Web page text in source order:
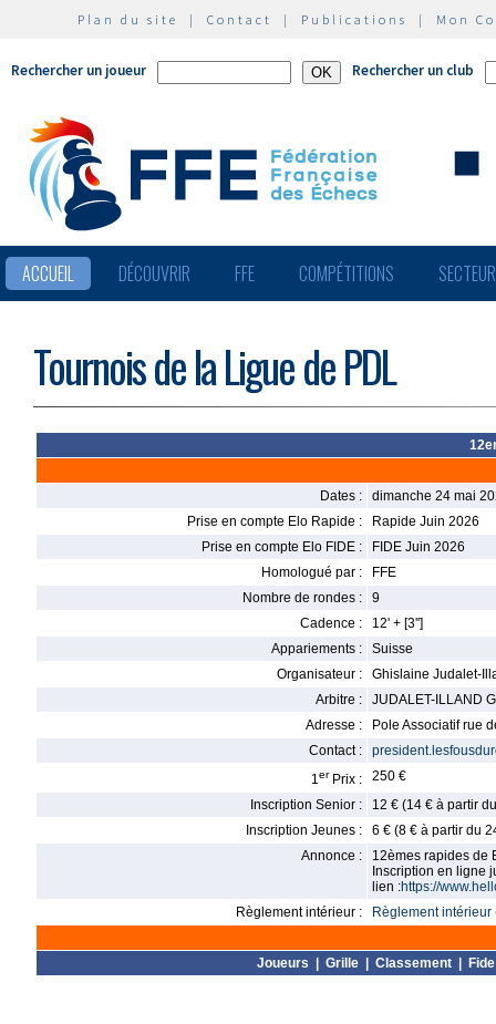
Plan du site | Contact | Publications | Mon
Rechercher un joueur Rechercher un club
ACCUEIL DÉCOUVRIR FFE COMPÉTITIONS
Tournois de la Ligue de PDL
Dates :
dimanche 24 mai
Prise en compte Elo Rapide :
Rapide Juin 2026
Prise en compte Elo FIDE :
FIDE Juin 2026
Homologué par :
FFE
Nombre de rondes :
9
Cadence :
12' + [3'']
Appariements :
Suisse
Organisateur :
Ghislaine Judalet-
Arbitre :
JUDALET-ILLAND
Adresse :
Pole Associatif rue
Contact :
1er Prix :
250 €
Inscription Senior :
12 € (14 € à partir
Inscription Jeunes :
6 € (8 € à partir du
Annonce :
12èmes rapides de
Inscription en ligne
lien :https://
Règlement intérieur :
Règlement intérieur
Joueurs Grille Classement Fide